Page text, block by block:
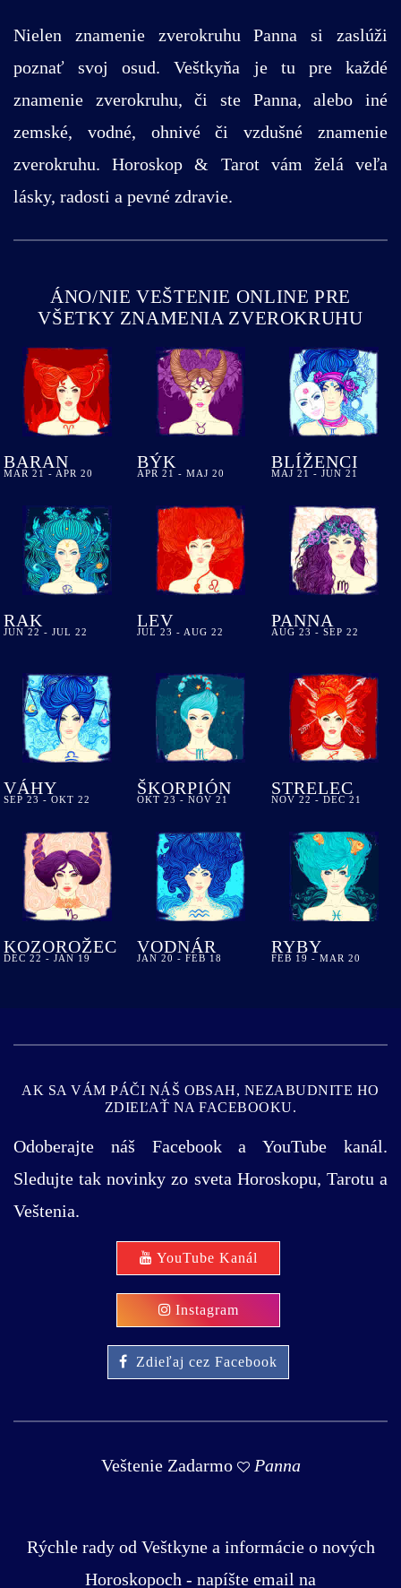
Nielen znamenie zverokruhu Panna si zaslúži
poznať svoj osud. Veštkyňa je tu pre každé
znamenie zverokruhu, či ste Panna, alebo iné
zemské, vodné, ohnivé či vzdušné znamenie
zverokruhu. Horoskop & Tarot vám želá veľa
lásky, radosti a pevné zdravie.
ÁNO/NIE VEŠTENIE ONLINE PRE
VŠETKY ZNAMENIA ZVEROKRUHU
BARAN
MAR 21 - APR 20
BÝK
APR 21 - MAJ 20
BLÍŽENCI
MAJ 21 - JUN 21
RAK
JUN 22 - JUL 22
LEV
JUL 23 - AUG 22
PANNA
AUG 23 - SEP 22
VÁHY
SEP 23 - OKT 22
ŠKORPIÓN
OKT 23 - NOV 21
STRELEC
NOV 22 - DEC 21
KOZOROŽEC
DEC 22 - JAN 19
VODNÁR
JAN 20 - FEB 18
RYBY
FEB 19 - MAR 20
AK SA VÁM PÁČI NÁŠ OBSAH, NEZABUDNITE HO
ZDIEĽAŤ NA FACEBOOKU.
Odoberajte náš Facebook a YouTube kanál.
Sledujte tak novinky zo sveta Horoskopu, Tarotu a
Veštenia.
YouTube Kanál
Instagram
Zdieľaj cez Facebook
Veštenie Zadarmo Panna
Rýchle rady od Veštkyne a informácie o nových
Horoskopoch - napíšte email na